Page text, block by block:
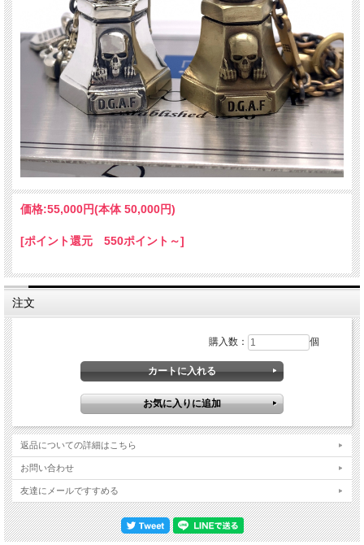
価格:55,000円(本体 50,000円)
[ポイント還元 550ポイント～]
注文
購入数： 個
返品についての詳細はこちら
お問い合わせ
友達にメールですすめる